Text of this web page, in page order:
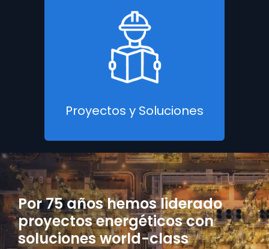
Proyectos y Soluciones
Por 75 años hemos liderado
proyectos energéticos con
soluciones world-class